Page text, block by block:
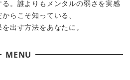
。誰よりもメンタルの弱さを実感
らこそ知っている、
出す方法をあなたに。
MENU